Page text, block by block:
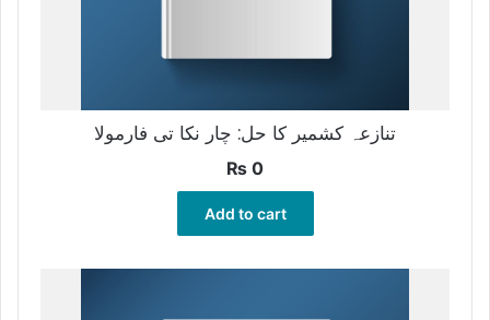
تنازعہ کشمیر کا حل: چار نکا تی فارمولا
₨ 0
Add to cart